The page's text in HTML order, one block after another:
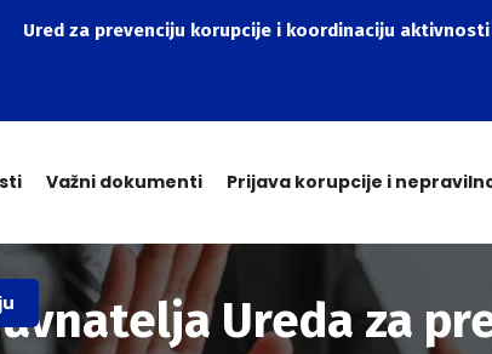
Ured za prevenciju korupcije i koordinaciju
Važni dokumenti Prijava korupcije i
Ureda za